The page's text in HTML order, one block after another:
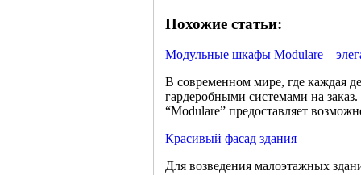
Похожие статьи:
Модульные шкафы Modulare –
В современном мире, где каждая
гардеробными системами на
“Modulare” предоставляет
Красивый фасад здания
Для возведения малоэтажных